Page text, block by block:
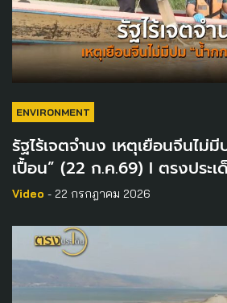
ENVIRONMENT
รัฐไร้เจตจำนง เหตุเยือนจีนไม่
เปื้อน” (22 ก.ค.69) I ตรงประเ
Video - 22 กรกฎาคม 2026